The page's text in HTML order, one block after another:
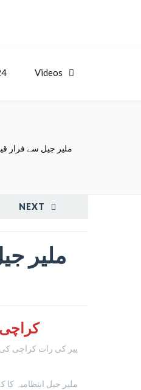
Videos
ملیر جیل سے فرار
NEXT
ملیر
ملیر جیل انتظامیہ کا